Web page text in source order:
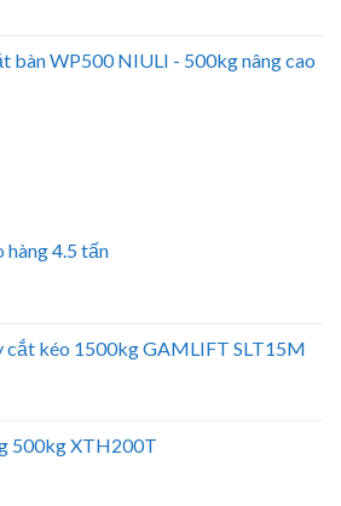
bàn WP500 NIULI - 500kg nâng cao
hàng 4.5 tấn
cắt kéo 1500kg GAMLIFT SLT15M
500kg XTH200T